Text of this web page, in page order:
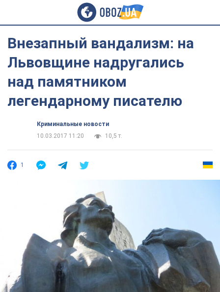
Внезапный вандализм: на
Львовщине надругались
над памятником
легендарному писателю
Криминальные новости
10.03.2017 11:20
10,5 т.
1